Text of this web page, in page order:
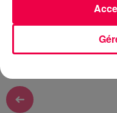
FLASHBACK sur l'année